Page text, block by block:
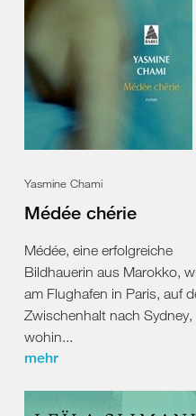
Yasmine Chami
Médée chérie
Médée, eine erfolgreiche
Bildhauerin aus Marokko,
am Flughafen in Paris, auf
Zwischenhalt nach Sydney,
wohin...
mehr